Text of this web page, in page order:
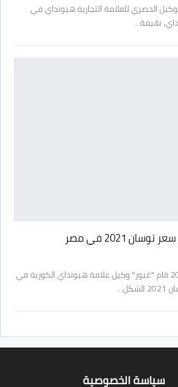
الحصري للعلامة التجارية هيونداي في
بقيمة…
2021 في مصر
في شهر يناير الماضي من عام 2021 قام "غبور" وكيل علامة هيونداي الكورية في
سياسة الخصوصية